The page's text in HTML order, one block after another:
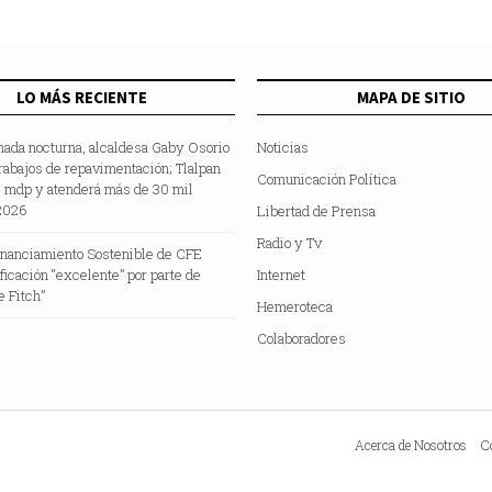
LO MÁS RECIENTE
nocturna, alcaldesa Gaby Osorio
de repavimentación; Tlalpan
y atenderá más de 30 mil
Sostenible de CFE
“excelente” por parte de
Fitch”
MAPA DE SITIO
Noticias
Comunicación Política
Libertad de Prensa
Radio y Tv
Internet
Hemeroteca
Colaboradores
Acerca de Nosotros